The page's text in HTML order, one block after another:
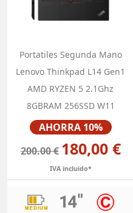
Portatiles Segunda Mano
Lenovo Thinkpad L14 Gen1
AMD RYZEN 5 2.1Ghz
8GBRAM 256SSD W11
Precio
AHORRA 10%
200.00 € 180,00 €
IVA incluido*